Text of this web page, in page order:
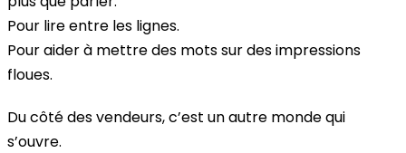
Pour lire entre les lignes.
Pour aider à mettre des mots sur des impressions
floues.
Du côté des vendeurs, c’est un autre monde qui
s’ouvre.